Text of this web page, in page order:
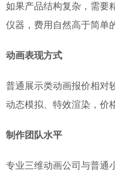
如果产品结构复杂，需要
仪器，费用自然高于简单
动画表现方式
普通展示类动画报价相对
动态模拟、特效渲染，价
制作团队水平
专业三维动画公司与普通